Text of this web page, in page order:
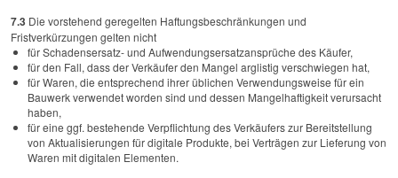
7.3 Die vorstehend geregelten Haftungsbeschränkungen und
Fristverkürzungen gelten nicht
für Schadensersatz- und Aufwendungsersatzansprüche des Käufer,
für den Fall, dass der Verkäufer den Mangel arglistig verschwiegen hat,
für Waren, die entsprechend ihrer üblichen Verwendungsweise für ein
Bauwerk verwendet worden sind und dessen Mangelhaftigkeit verursacht
haben,
für eine ggf. bestehende Verpflichtung des Verkäufers zur Bereitstellung
von Aktualisierungen für digitale Produkte, bei Verträgen zur Lieferung von
Waren mit digitalen Elementen.